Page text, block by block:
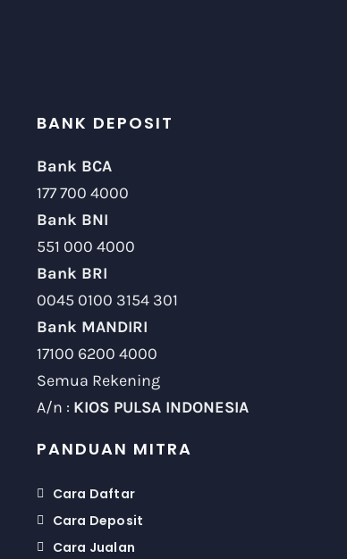
BANK DEPOSIT
Bank BCA
177 700 4000
Bank BNI
551 000 4000
Bank BRI
0045 0100 3154 301
Bank MANDIRI
17100 6200 4000
Semua Rekening
A/n : KIOS PULSA INDONESIA
PANDUAN MITRA
Cara Daftar
Cara Deposit
Cara Jualan